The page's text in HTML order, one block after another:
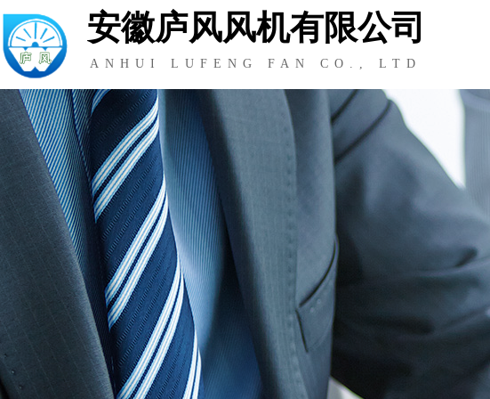
安徽庐风风机有限公司
ANHUI LUFENG FAN CO., LTD